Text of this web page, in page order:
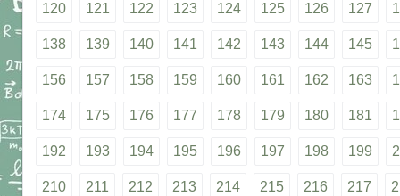
120 121 122 123 124 125 126 127
138 139 140 141 142 143 144 145
156 157 158 159 160 161 162 163
174 175 176 177 178 179 180 181
192 193 194 195 196 197 198 199
210 211 212 213 214 215 216 217